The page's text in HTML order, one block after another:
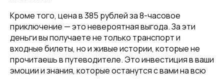
Кроме того, цена в 385 рублей за 8-часовое
приключение — это невероятная выгода. За эти
деньги вы получаете не только транспорт и
входные билеты, но и живые истории, которые не
прочитаешь в путеводителе. Это инвестиция в ваши
эмоции и знания, которые останутся с вами на всю